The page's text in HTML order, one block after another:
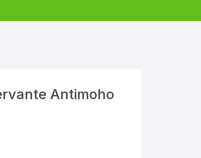
Antimoho